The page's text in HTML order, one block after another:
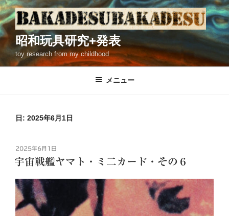
コ
ン
テ
ン
ツ
へ
昭和玩具研究+発表
toy research from my childhood
メニュー
日: 2025年6月1日
投
稿
日:
2025年6月1日
宇宙戦艦ヤマト・ミ二カード・その６